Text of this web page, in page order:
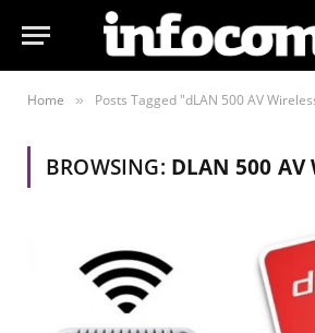
Home » Posts Tagged "dLAN 500 AV
BROWSING: DLAN 500 AV